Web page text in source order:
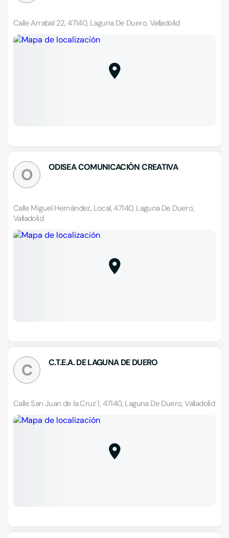
Calle Arrabal 22, 47140, Laguna De Duero, Valladolid
O ODISEA COMUNICACIÓN CREATIVA
Calle Miguel Hernández, Local, 47140, Laguna De Duero,
Valladolid
C C.T.E.A. DE LAGUNA DE DUERO
Calle San Juan de la Cruz 1, 47140, Laguna De Duero, Valladolid